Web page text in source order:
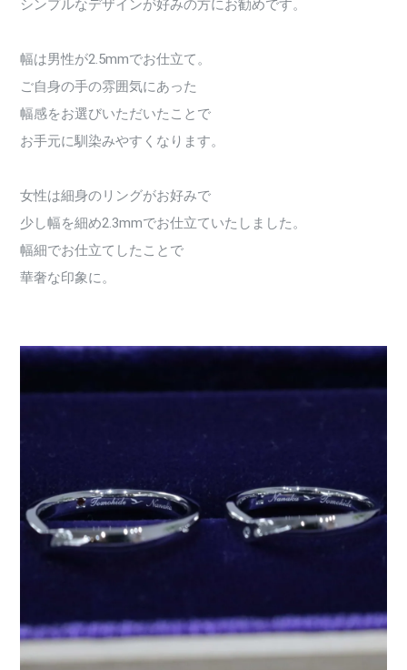
シンプルなデザインが好みの方にお勧めです。
幅は男性が2.5mmでお仕立て。
ご自身の手の雰囲気にあった
幅感をお選びいただいたことで
お手元に馴染みやすくなります。
女性は細身のリングがお好みで
少し幅を細め2.3mmでお仕立ていたしました。
幅細でお仕立てしたことで
華奢な印象に。